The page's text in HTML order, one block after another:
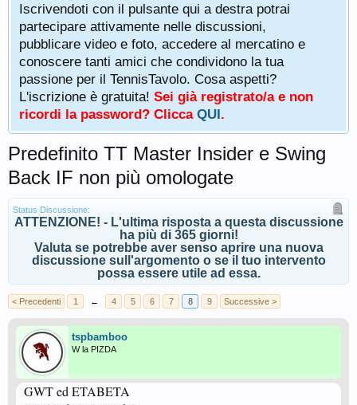
Iscrivendoti con il pulsante qui a destra potrai
partecipare attivamente nelle discussioni,
pubblicare video e foto, accedere al mercatino e
conoscere tanti amici che condividono la tua
passione per il TennisTavolo. Cosa aspetti?
L'iscrizione è gratuita! Sei già registrato/a e non
ricordi la password? Clicca QUI.
Predefinito TT Master Insider e Swing
Back IF non più omologate
Status Discussione:
ATTENZIONE! - L'ultima risposta a questa discussione
ha più di 365 giorni!
Valuta se potrebbe aver senso aprire una nuova
discussione sull'argomento o se il tuo intervento
possa essere utile ad essa.
< Precedenti 1 ← 4 5 6 7 8 9 Successive >
tspbamboo
W la PIZDA
GWT ed ETABETA